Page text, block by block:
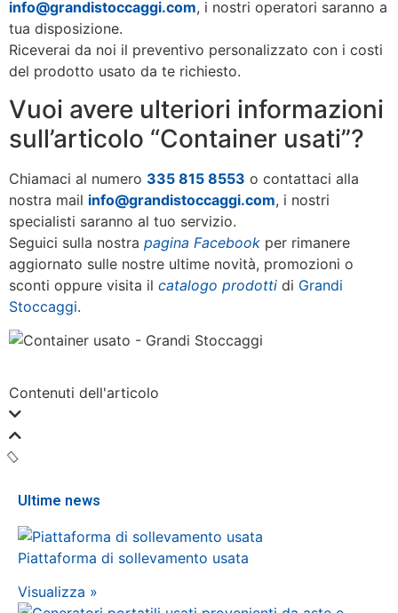
info@grandistoccaggi.com, i nostri operatori saranno a
tua disposizione.
Riceverai da noi il preventivo personalizzato con i costi
del prodotto usato da te richiesto.
Vuoi avere ulteriori informazioni
sull’articolo “Container usati”?
Chiamaci al numero 335 815 8553 o contattaci alla
nostra mail info@grandistoccaggi.com, i nostri
specialisti saranno al tuo servizio.
Seguici sulla nostra pagina Facebook per rimanere
aggiornato sulle nostre ultime novità, promozioni o
sconti oppure visita il catalogo prodotti di Grandi
Stoccaggi.
Contenuti dell'articolo
Ultime news
Piattaforma di sollevamento usata
Visualizza »